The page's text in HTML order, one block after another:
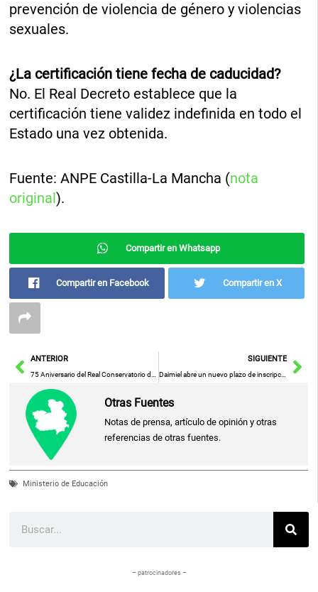
prevención de violencia de género y violencias
sexuales.
¿La certificación tiene fecha de caducidad?
No. El Real Decreto establece que la
certificación tiene validez indefinida en todo el
Estado una vez obtenida.
Fuente: ANPE Castilla-La Mancha (nota
original).
Compartir en Whatsapp
Compartir en Facebook Compartir en X
AntANTERIOR
75 Aniversario del Real Conservatorio de Música y Danza: Concierto Emotivo en el Teatro Circo
SIGUIENTE
Daimiel abre un nuevo plazo de inscripción para sus escuelas de verano deportivas
Otras Fuentes
Notas de prensa, artículo de opinión y otras
referencias de otras fuentes.
Ministerio de Educación
– patrocinadores –